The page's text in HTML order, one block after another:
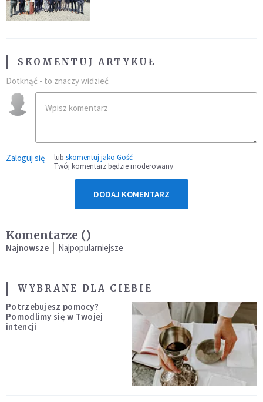
SKOMENTUJ ARTYKUŁ
Dotknąć - to znaczy widzieć
Zaloguj się lub skomentuj jako Gość
Twój komentarz będzie moderowany
DODAJ KOMENTARZ
Komentarze ()
Najnowsze Najpopularniejsze
WYBRANE DLA CIEBIE
Potrzebujesz pomocy?
Pomodlimy się w Twojej
intencji